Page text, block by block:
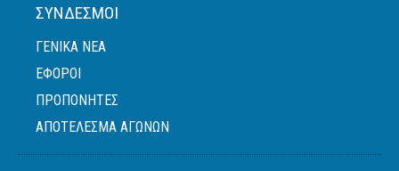
ΣΎΝΔΕΣΜΟΙ
ΓΕΝΙΚΆ ΝΈΑ
ΈΦΟΡΟΙ
ΠΡΟΠΟΝΗΤΈΣ
ΑΠΟΤΕΛΕΣΜΑ ΑΓΩΝΩΝ